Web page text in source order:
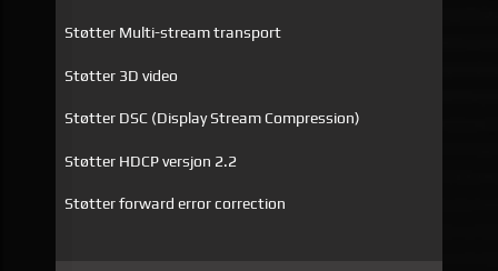
Støtter Multi-stream transport
Støtter 3D video
Støtter DSC (Display Stream Compression)
Støtter HDCP versjon 2.2
Støtter forward error correction